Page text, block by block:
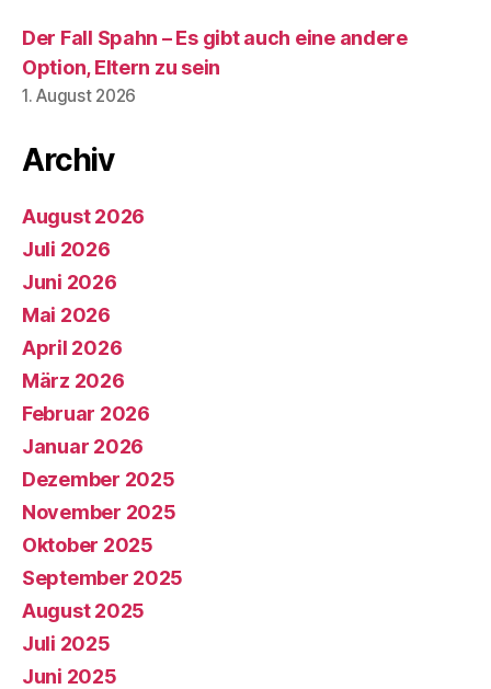
Der Fall Spahn – Es gibt auch eine andere
Option, Eltern zu sein
1. August 2026
Archiv
August 2026
Juli 2026
Juni 2026
Mai 2026
April 2026
März 2026
Februar 2026
Januar 2026
Dezember 2025
November 2025
Oktober 2025
September 2025
August 2025
Juli 2025
Juni 2025